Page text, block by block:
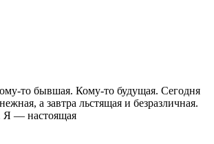
то бывшая. Кому-то будущая. Сегодня
а завтра льстящая и безразличная.
Я — настоящая